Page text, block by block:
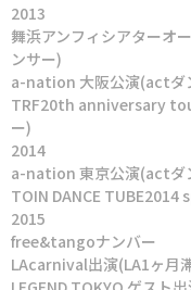
2013
舞浜アンフィシアターオ
ンサー)
a-nation 大阪公演(actダ
TRF20th anniversary
ー)
2014
a-nation 東京公演(actダ
TOIN DANCE
2015
free&tangoナンバー
LAcarnival出演(LA1ヶ月